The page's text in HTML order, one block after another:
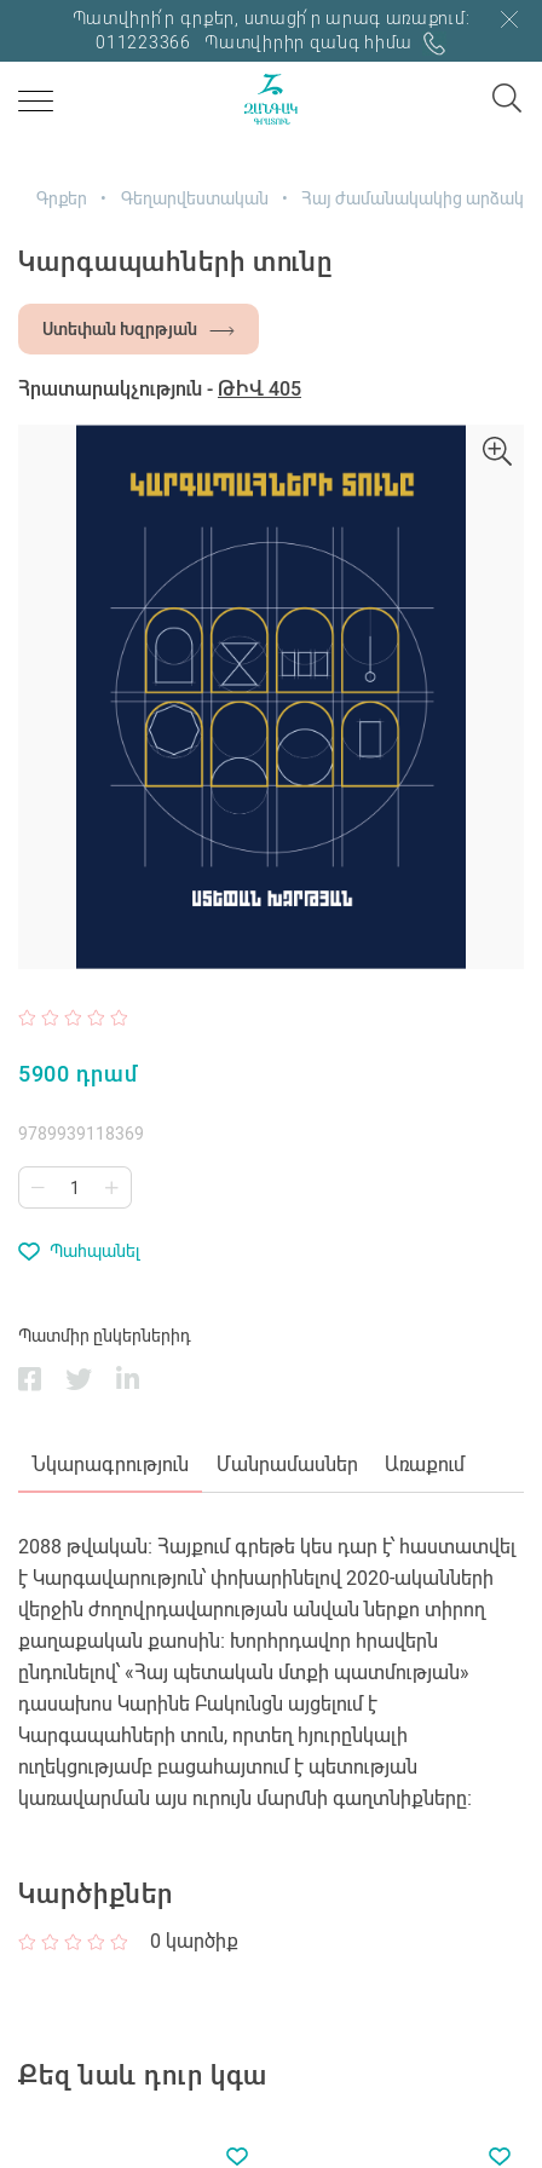
Պատվիրի՛ր գրքեր, ստացի՛ր արագ առաքում:
011223366
Պատվիրիր զանգ հիմա
Գրքեր Գեղարվեստական Հայ ժամանակակից արձակ
Կարգապահների տունը
Ստեփան Խզրթյան
Հրատարակչություն - ԹԻՎ 405
5900 դրամ
9789939118369
Պահպանել
Պատմիր ընկերներիդ
Նկարագրություն Մանրամասներ Առաքում
2088 թվական։ Հայքում գրեթե կես դար է՝ հաստատվել
է Կարգավարություն՝ փոխարինելով 2020-ականների
վերջին ժողովրդավարության անվան ներքո տիրող
քաղաքական քաոսին։ Խորհրդավոր հրավերն
ընդունելով՝ «Հայ պետական մտքի պատմության»
դասախոս Կարինե Բակունցն այցելում է
Կարգապահների տուն, որտեղ հյուրընկալի
ուղեկցությամբ բացահայտում է պետության
կառավարման այս ուրույն մարմնի գաղտնիքները։
Կարծիքներ
0 կարծիք
Քեզ նաև դուր կգա